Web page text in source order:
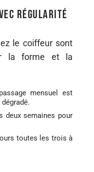
régularité
le coiffeur sont
la forme et la
mensuel est
deux semaines pour
toutes les trois à